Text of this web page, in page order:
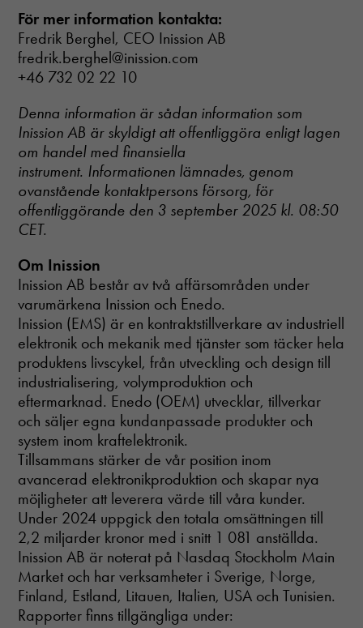
För mer information kontakta:
Fredrik Berghel, CEO Inission AB
fredrik.berghel@inission.com
+46 732 02 22 10
Denna information är sådan information som
Inission AB är skyldigt att offentliggöra enligt lagen
om handel med finansiella
instrument. Informationen lämnades, genom
ovanstående kontaktpersons försorg, för
offentliggörande den 3 september 2025 kl. 08:50
CET.
Om Inission
Inission AB består av två affärsområden under
varumärkena Inission och Enedo.
Inission (EMS) är en kontraktstillverkare av industriell
elektronik och mekanik med tjänster som täcker hela
produktens livscykel, från utveckling och design till
industrialisering, volymproduktion och
eftermarknad. Enedo (OEM) utvecklar, tillverkar
och säljer egna kundanpassade produkter och
system inom kraftelektronik.
Tillsammans stärker de vår position inom
avancerad elektronikproduktion och skapar nya
möjligheter att leverera värde till våra kunder.
Under 2024 uppgick den totala omsättningen till
2,2 miljarder kronor med i snitt 1 081 anställda.
Inission AB är noterat på Nasdaq Stockholm Main
Market och har verksamheter i Sverige, Norge,
Finland, Estland, Litauen, Italien, USA och Tunisien.
Rapporter finns tillgängliga under:
Dessa cookies
går inte att
välja bort. De
behövs för att
hemsidan
över huvud
taget ska
fungera.
Statistik